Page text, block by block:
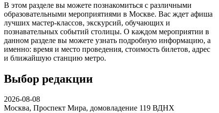
В этом разделе вы можете познакомиться с различными
образовательными мероприятиями в Москве. Вас ждет афиша
лучших мастер-классов, экскурсий, обучающих и
познавательных событий столицы. О каждом мероприятии в
данном разделе вы можете узнать подробную информацию, а
именно: время и место проведения, стоимость билетов, адрес
и ближайшую станцию метро.
Выбор редакции
2026-08-08
Москва, Проспект Мира, домовладение 119 ВДНХ